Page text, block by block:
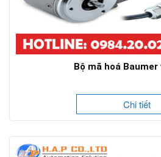
Bộ mã hoá
Chi tiết